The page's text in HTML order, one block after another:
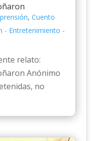
, Cuento
- Entretenimiento -
relato:
Anónimo
no